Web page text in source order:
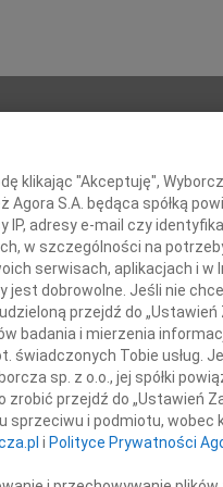
Imię i
INNE
klikając "Akceptuję",
S.A. będąca spółką
adresy e-mail czy
w szczególności na
serwisach, aplikacjach i w
dobrowolne. Jeśli nie
przejdź do „Ustawień
badania i mierzenia
świadczonych Tobie usług.
sp. z o.o., jej spółki
przejdź do „Ustawień
i podmiotu, wobec
i Polityce Prywatności